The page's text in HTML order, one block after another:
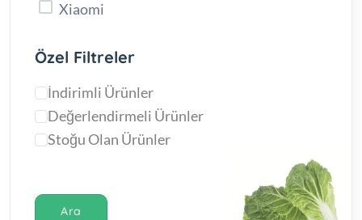
Xiaomi
Özel Filtreler
İndirimli Ürünler
Değerlendirmeli Ürünler
Stoğu Olan Ürünler
Ara